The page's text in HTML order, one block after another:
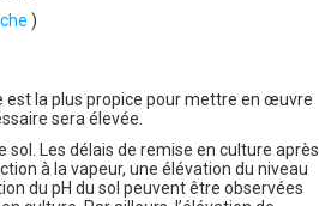
)
est la plus propice pour mettre en œuvre
sera élevée.
Les délais de remise en culture après
à la vapeur, une élévation du niveau
du pH du sol peuvent être observées